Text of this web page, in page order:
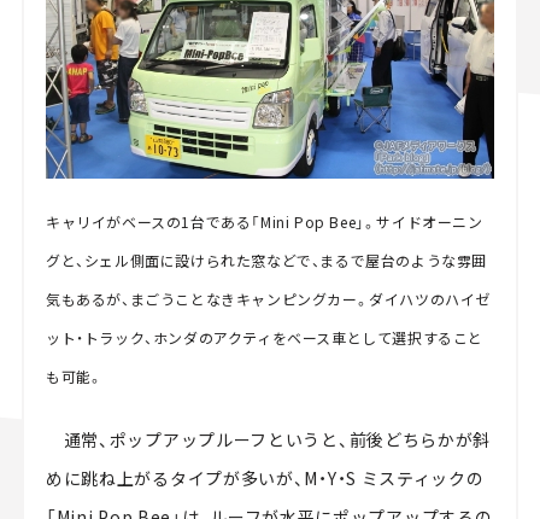
キャリイがベースの1台である「Mini Pop Bee」。サイドオーニン
グと、シェル側面に設けられた窓などで、まるで屋台のような雰囲
気もあるが、まごうことなきキャンピングカー。ダイハツのハイゼ
ット・トラック、ホンダのアクティをベース車として選択すること
も可能。
通常、ポップアップルーフというと、前後どちらかが斜
めに跳ね上がるタイプが多いが、M・Y・S ミスティックの